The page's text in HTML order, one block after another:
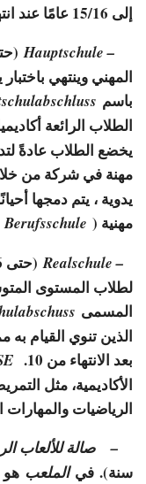
إلى 15/16 عامًا عند انتهاء التعليم الإلزامي.
– Hauptschule
المهني وينتهي
باسم
الطلاب الرائعة
يخضع الطلاب عادةً
مهنة في شركة من
يدوية ، يتم دمجها
مهنية ( Berufsschule
– Realschule
لطلاب المستوى
المسمى
الذين تنوي القيام
بعد الانتهاء من 10.
الأكاديمية، مثل
الرياضيات
–صالة للألعاب
سنة). فيالملعب هو